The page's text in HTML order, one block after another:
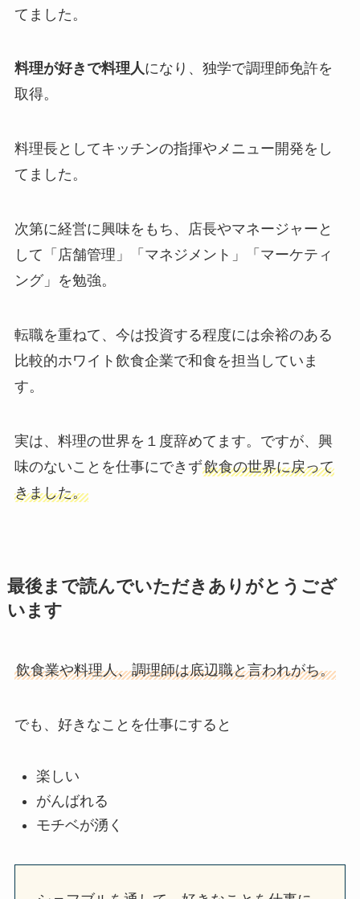
てました。
料理が好きで料理人になり、独学で調理師免許を
取得。
料理長としてキッチンの指揮やメニュー開発をし
てました。
次第に経営に興味をもち、店長やマネージャーと
して「店舗管理」「マネジメント」「マーケティ
ング」を勉強。
転職を重ねて、今は投資する程度には余裕のある
比較的ホワイト飲食企業で和食を担当していま
す。
実は、料理の世界を１度辞めてます。ですが、興
味のないことを仕事にできず飲食の世界に戻って
きました。
最後まで読んでいただきありがとうござ
います
飲食業や料理人、調理師は底辺職と言われがち。
でも、好きなことを仕事にすると
楽しい
がんばれる
モチベが湧く